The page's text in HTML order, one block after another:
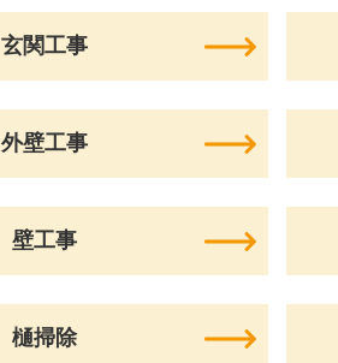
玄関工事
外壁工事
壁工事
樋掃除